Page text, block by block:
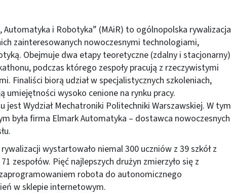
Automatyka i Robotyka” (MAiR) to ogólnopolska rywalizacja
zainteresowanych nowoczesnymi technologiami,
Obejmuje dwa etapy teoretyczne (zdalny i stacjonarny)
podczas którego zespoły pracują z rzeczywistymi
Finaliści biorą udział w specjalistycznych szkoleniach,
umiejętności wysoko cenione na rynku pracy.
jest Wydział Mechatroniki Politechniki Warszawskiej. W tym
była firma Elmark Automatyka – dostawca nowoczesnych
wystartowało niemal 300 uczniów z 39 szkół z
zespołów. Pięć najlepszych drużyn zmierzyło się z
robota do autonomicznego
w sklepie internetowym.